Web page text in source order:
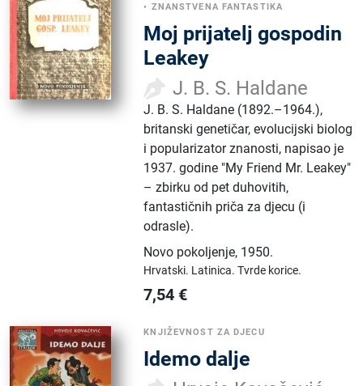
• ZNANSTVENA FANTASTIKA
Moj prijatelj gospodin
Leakey
J. B. S. Haldane
J. B. S. Haldane (1892.–1964.),
britanski genetičar, evolucijski biolog
i popularizator znanosti, napisao je
1937. godine "My Friend Mr. Leakey"
– zbirku od pet duhovitih,
fantastičnih priča za djecu (i
odrasle).
Novo pokoljenje, 1950.
Hrvatski. Latinica.Tvrde korice.
7,54 €
KNJIŽEVNOST ZA DJECU
Idemo dalje